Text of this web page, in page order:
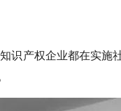
产权企业都在实